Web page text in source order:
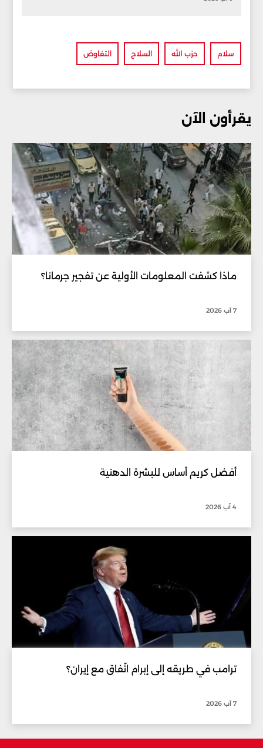
سلام حزب الله السلاح التفاوض
يقرأون الآن
ماذا كشفت المعلومات الأولية عن تفجير جرمانا؟
7 آب 2026
أفضل كريم أساس للبشرة الدهنية
4 آب 2026
ترامب في طريقه إلى إبرام اتّفاق مع إيران؟
7 آب 2026